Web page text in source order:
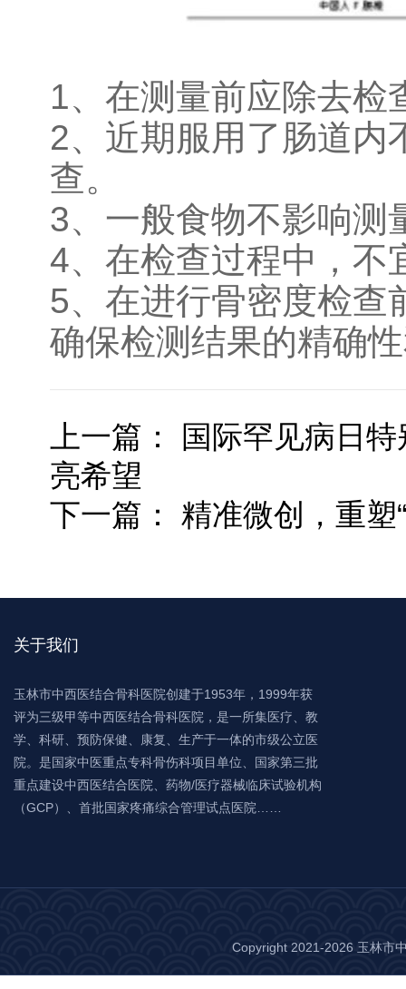
1、在测量前应除去检
2、近期服用了肠道内
查。
3、一般食物不影响测
4、在检查过程中，不
5、在进行骨密度检查
确保检测结果的精确
上一篇：
国际罕见病日
亮希望
下一篇： 精准微创，重
关于我们
玉林市中西医结合骨科医院创建于1953年，1999年获
评为三级甲等中西医结合骨科医院，是一所集医疗、教
学、科研、预防保健、康复、生产于一体的市级公立医
院。是国家中医重点专科骨伤科项目单位、国家第三批
重点建设中西医结合医院、药物/医疗器械临床试验机构
（GCP）、首批国家疼痛综合管理试点医院……
Copyright 2021-2026 玉林市